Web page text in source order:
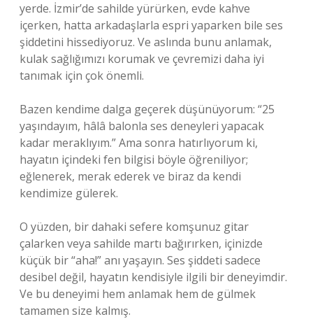
yerde. İzmir’de sahilde yürürken, evde kahve
içerken, hatta arkadaşlarla espri yaparken bile ses
şiddetini hissediyoruz. Ve aslında bunu anlamak,
kulak sağlığımızı korumak ve çevremizi daha iyi
tanımak için çok önemli.
Bazen kendime dalga geçerek düşünüyorum: “25
yaşındayım, hâlâ balonla ses deneyleri yapacak
kadar meraklıyım.” Ama sonra hatırlıyorum ki,
hayatın içindeki fen bilgisi böyle öğreniliyor;
eğlenerek, merak ederek ve biraz da kendi
kendimize gülerek.
O yüzden, bir dahaki sefere komşunuz gitar
çalarken veya sahilde martı bağırırken, içinizde
küçük bir “aha!” anı yaşayın. Ses şiddeti sadece
desibel değil, hayatın kendisiyle ilgili bir deneyimdir.
Ve bu deneyimi hem anlamak hem de gülmek
tamamen size kalmış.